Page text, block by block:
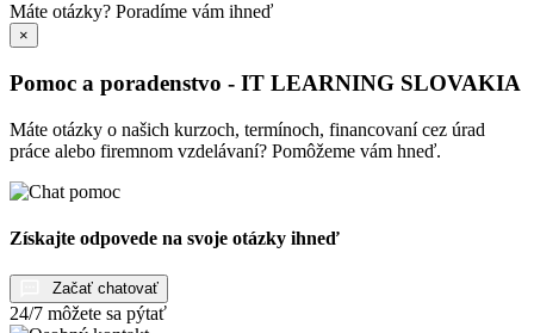
Máte otázky? Poradíme vám ihneď
×
Pomoc a poradenstvo - IT LEARNING SLOVAKIA
Máte otázky o našich kurzoch, termínoch, financovaní cez úrad
práce alebo firemnom vzdelávaní? Pomôžeme vám hneď.
Získajte odpovede na svoje otázky ihneď
Začať chatovať
24/7 môžete sa pýtať